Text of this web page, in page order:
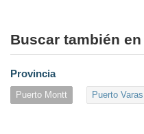
Buscar también en
Provincia
Puerto Montt Puerto Varas